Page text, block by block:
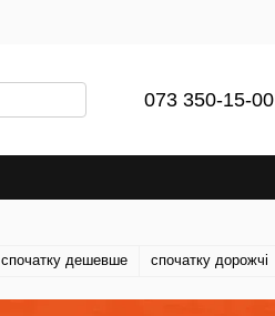
073 350-15-00
спочатку дешевше спочатку дорожчі